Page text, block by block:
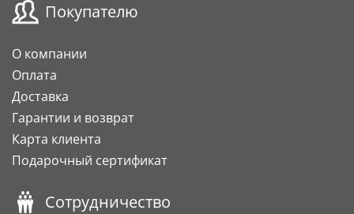
Покупателю
О компании
Оплата
Доставка
Гарантии и возврат
Карта клиента
Подарочный сертификат
Сотрудничество